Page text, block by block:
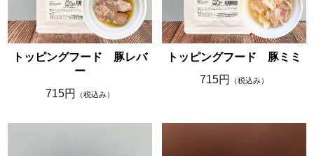
トッピングフード 豚レバ
ー
715円
（税込み）
トッピングフード 豚ミミ
715円
（税込み）